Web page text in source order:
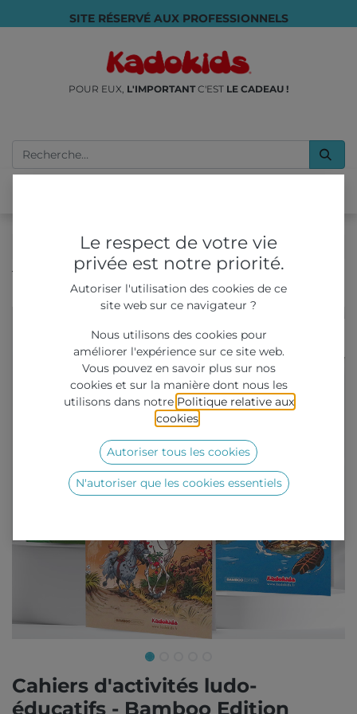
SITE RÉSERVÉ AUX PROFESSIONNELS
POUR EUX, L'IMPORTANTC'EST LE CADEAU !
Tous les produits
LIVRES & COLORIAGES
Cahiers d'activités ludo-éducatifs - Bamboo Edition
Cahiers d'activités ludo-
éducatifs - Bamboo Edition
Le respect de votre vie
privée est notre priorité.
Autoriser l'utilisation des cookies de ce
site web sur ce navigateur ?
Nous utilisons des cookies pour
améliorer l'expérience sur ce site web.
Vous pouvez en savoir plus sur nos
cookies et sur la manière dont nous les
utilisons dans notre Politique relative aux
cookies
Autoriser tous les cookies
N'autoriser que les cookies essentiels